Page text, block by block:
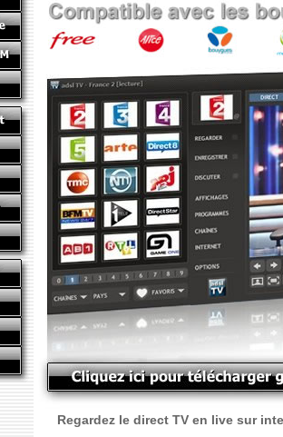
Regardez le direct TV en live sur